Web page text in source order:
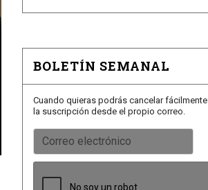
BOLETÍN SEMANAL
Cuando quieras podrás cancelar fácilmente
la suscripción desde el propio correo.